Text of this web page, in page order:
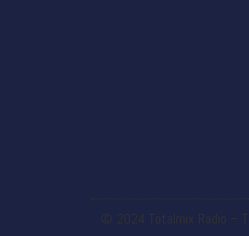
© 2024 Totalmix Radio –